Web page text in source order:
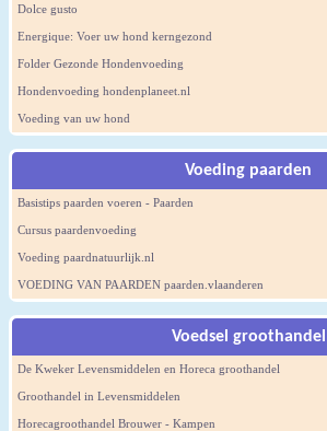
Dolce gusto
Energique: Voer uw hond kerngezond
Folder Gezonde Hondenvoeding
Hondenvoeding hondenplaneet.nl
Voeding van uw hond
Voeding paarden
Basistips paarden voeren - Paarden
Cursus paardenvoeding
Voeding paardnatuurlijk.nl
VOEDING VAN PAARDEN paarden.vlaanderen
Voedsel groothandel
De Kweker Levensmiddelen en Horeca groothandel
Groothandel in Levensmiddelen
Horecagroothandel Brouwer - Kampen